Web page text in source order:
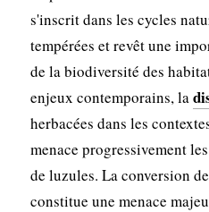
s'inscrit dans les cycles
tempérées et revêt une
de la biodiversité des
enjeux contemporains, la
herbacées dans les
menace progressivement
de luzules. La conversion
constitue une menace